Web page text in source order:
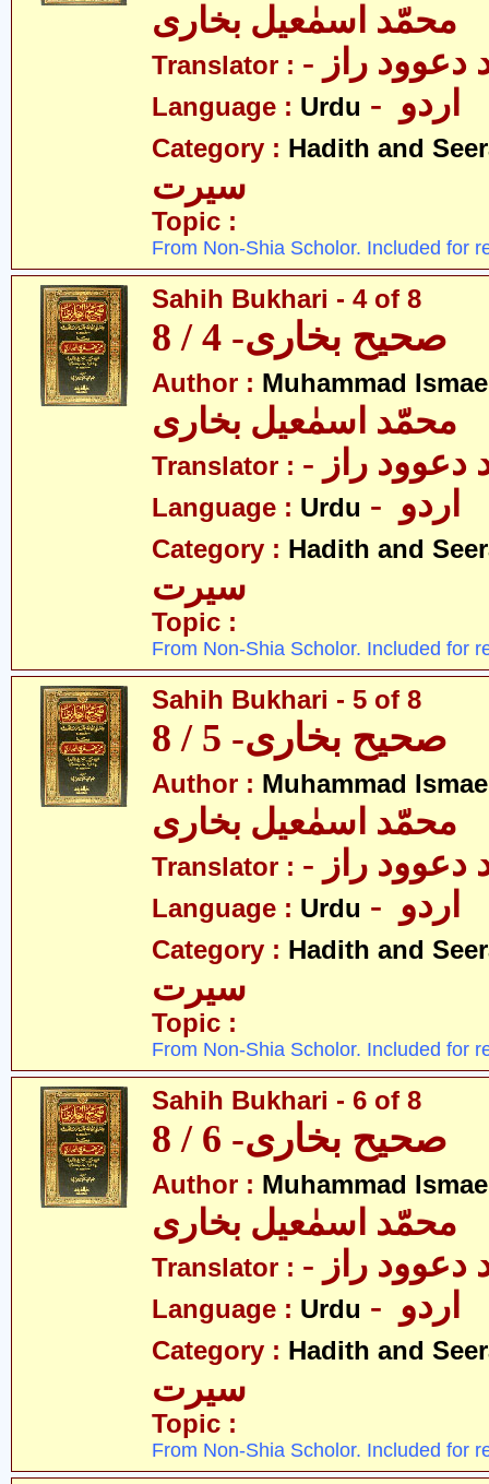
محمّد اسمٰعیل بخاری
Translator : دعوود راز
Language : Urdu
Category : Hadith and
سیرت
Topic :
From Non-Shia Scholor. Included for
Sahih Bukhari - 4 of 8
صحیح بخاری- 4 / 8
Author : Muhammad
محمّد اسمٰعیل بخاری
Translator : دعوود راز
Language : Urdu
Category : Hadith and
سیرت
Topic :
From Non-Shia Scholor. Included for
Sahih Bukhari - 5 of 8
صحیح بخاری- 5 / 8
Author : Muhammad
محمّد اسمٰعیل بخاری
Translator : دعوود راز
Language : Urdu
Category : Hadith and
سیرت
Topic :
From Non-Shia Scholor. Included for
Sahih Bukhari - 6 of 8
صحیح بخاری- 6 / 8
Author : Muhammad
محمّد اسمٰعیل بخاری
Translator : دعوود راز
Language : Urdu
Category : Hadith and
سیرت
Topic :
From Non-Shia Scholor. Included for